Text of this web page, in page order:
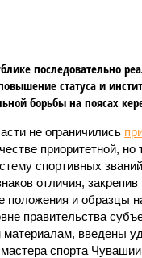
последовательно
статуса и
борьбы на поясах
не ограничились
приоритетной, но
спортивных
отличия, закрепив
положения и образцы
правительства
введены
спорта